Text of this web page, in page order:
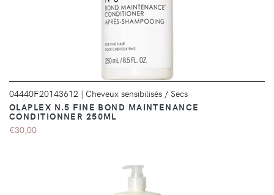
04440F20143612 | Cheveux sensibilisés / Secs
OLAPLEX N.5 FINE BOND MAINTENANCE
CONDITIONNER 250ML
€30,00